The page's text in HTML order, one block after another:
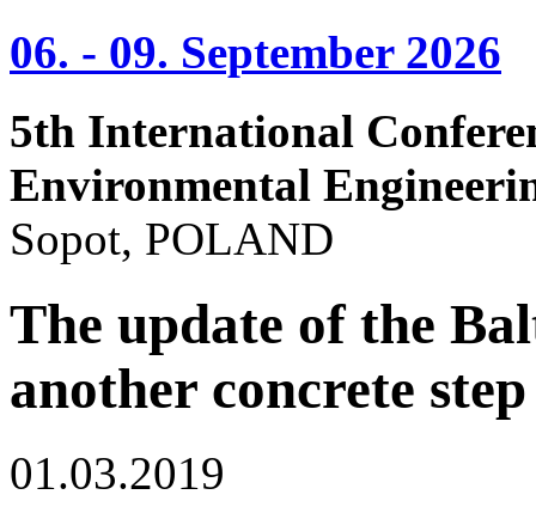
06. - 09. September 2026
5th International
Environmental
Sopot, POLAND
The update of the
another concrete step
01.03.2019